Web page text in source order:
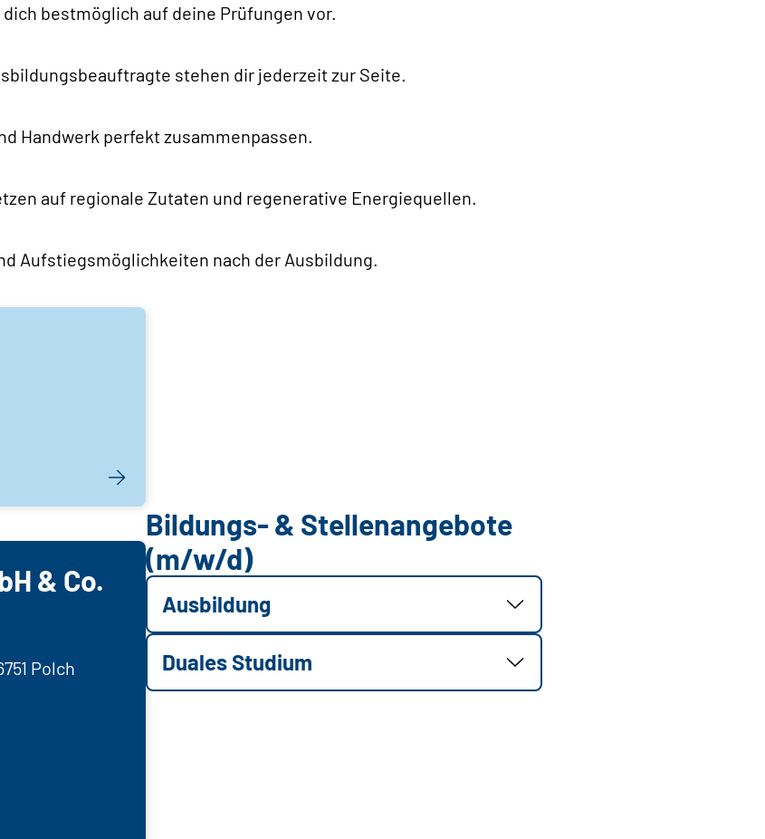
bestmöglich auf deine Prüfungen vor.
stehen dir jederzeit zur Seite.
Handwerk perfekt zusammenpassen.
auf regionale Zutaten und regenerative Energiequellen.
Aufstiegsmöglichkeiten nach der Ausbildung.
& Co.
Polch
Bildungs- & Stellenangebote
(m/w/d)
Ausbildung
Duales Studium